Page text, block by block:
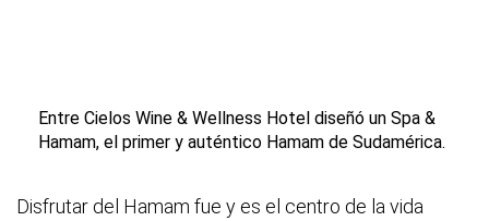
Entre Cielos Wine & Wellness Hotel diseñó un Spa &
Hamam, el primer y auténtico Hamam de Sudamérica.
Disfrutar del Hamam fue y es el centro de la vida